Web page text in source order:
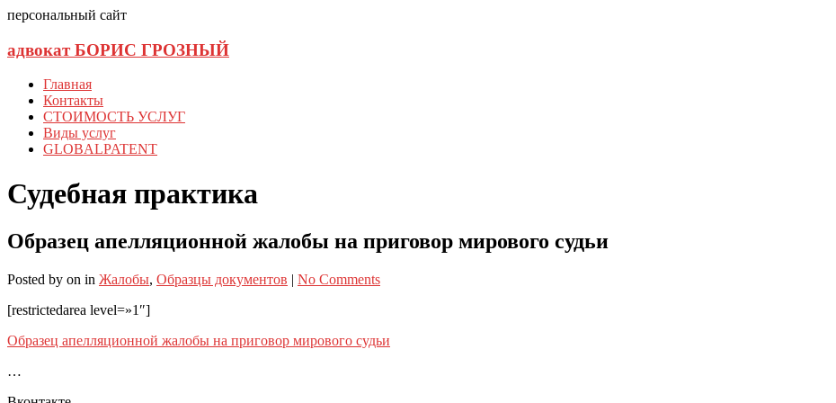
персональный сайт
адвокат БОРИС ГРОЗНЫЙ
Главная
Контакты
СТОИМОСТЬ УСЛУГ
Виды услуг
GLOBALPATENT
Судебная практика
Образец апелляционной жалобы на приговор мирового судьи
Posted by on in Жалобы, Образцы документов | No Comments
[restrictedarea level=»1″]
Образец апелляционной жалобы на приговор мирового судьи
…